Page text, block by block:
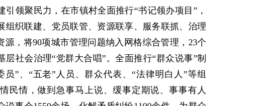
领聚民力，在市镇村全面推行“书记领办项目”，
组织联建、党员联管、资源联享、服务联抓、治理
源，将90项城市管理问题纳入网格综合管理，23个
层社会治理“党群大合唱”。全面推行“群众说事”制
”、“五老”人员、群众代表、“法律明白人”等组
民情，做到急事马上说、缓事定期说、事事有人